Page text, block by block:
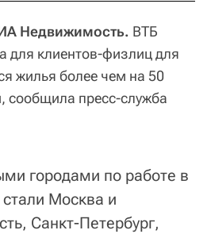
Недвижимость. ВТБ
для клиентов-физлиц для
жилья более чем на 50
сообщила пресс-служба
городами по работе в
Москва и
Санкт-Петербург,